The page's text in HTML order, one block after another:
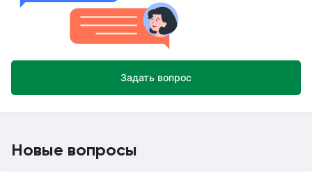
Задать вопрос
Новые вопросы